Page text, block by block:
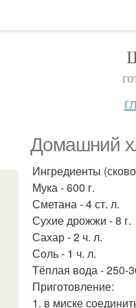
Домашний
Ингредиенты
Мука - 600 г.
Сметана - 4 ст. л.
Сухие дрожжи - 8 г.
Сахар - 2 ч. л.
Соль - 1 ч. л.
Тёплая вода - 250-
Приготовление:
1. в миске